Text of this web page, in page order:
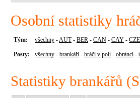
Osobní statistiky
Tým: všechny -AUT- BER - CAN - CAY - CZE
Posty: všechny - brankáři - hráči v poli - obránci -
Statistiky brankářů